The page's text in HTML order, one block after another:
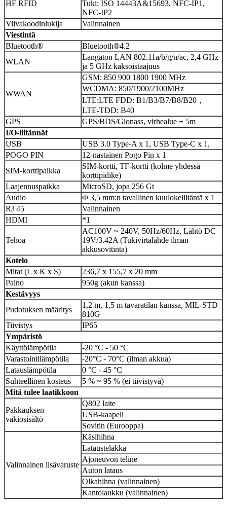
HF RFID
Tuki: ISO 14443A&15693, NFC-IP1,
NFC-IP2
Viivakoodinlukija
Valinnainen
Viestintä
Bluetooth®
Bluetooth®4.2
WLAN
Langaton LAN 802.11a/b/g/n/ac, 2,4 GHz
ja 5 GHz kaksoistaajuus
WWAN
GSM: 850 900 1800 1900 MHz
WCDMA: 850/1900/2100MHz
LTE:LTE FDD: B1/B3/B7/B8/B20，
LTE-TDD: B40
GPS
GPS/BDS/Glonass, virhealue ± 5m
I/O-liitännät
USB
USB 3.0 Type-A x 1, USB Type-C x 1,
POGO PIN
12-nastainen Pogo Pin x 1
SIM-korttipaikka
SIM-kortti, TF-kortti (kolme yhdessä
korttipidike)
Laajennuspaikka
MicroSD, jopa 256 Gt
Audio
Φ 3,5 mm:n tavallinen kuulokeliitäntä x 1
RJ 45
Valinnainen
HDMI
*1
Tehoa
AC100V ~ 240V, 50Hz/60Hz, Lähtö DC
19V/3.42A (Tukivirtalähde ilman
akkusovitinta)
Kotelo
Mitat (L x K x S)
236,7 x 155,7 x 20 mm
Paino
950g (akun kanssa)
Kestävyys
Pudotuksen määritys
1,2 m, 1,5 m tavaratilan kanssa, MIL-STD
810G
Tiivistys
IP65
Ympäristö
Käyttölämpötila
-20 °C - 50 °C
Varastointilämpötila
-20°C - 70°C (ilman akkua)
Latauslämpötila
0 °C - 45 °C
Suhteellinen kosteus
5 % ~ 95 % (ei tiivistyvä)
Mitä tulee laatikkoon
Pakkauksen
vakiosisältö
Q802 laite
USB-kaapeli
Sovitin (Eurooppa)
Valinnainen lisävaruste
Käsihihna
Lataustelakka
Ajoneuvon teline
Auton lataus
Olkahihna (valinnainen)
Kantolaukku (valinnainen)